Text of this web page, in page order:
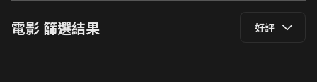
電影篩選結果 好評